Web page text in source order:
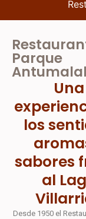
Parque
Antumalal
Una
los
sabores
al
Desde 1950 el